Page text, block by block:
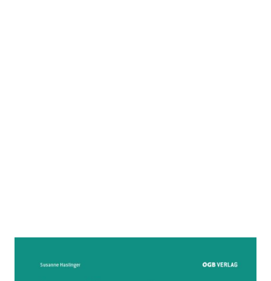
Beendigung des